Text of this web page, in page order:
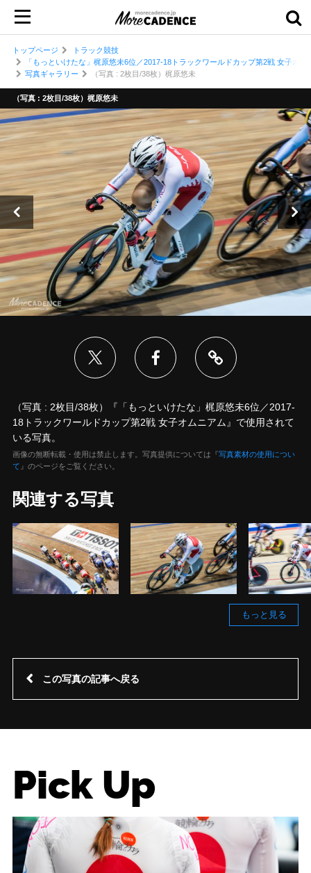
トップページ
トラック競技
「もっといけたな」梶原悠未6位／2017-18トラックワールドカップ第2戦 女子オム
写真ギャラリー
（写真 : 2枚目/38枚）梶原悠未
（写真 : 2枚目/38枚）梶原悠未
（写真 : 2枚目/38枚）『「もっといけたな」梶原悠未6位／2017-
18トラックワールドカップ第2戦 女子オムニアム』で使用されて
いる写真。
画像の無断転載・使用は禁止します。写真提供については『写真素材の使用につい
て 』のページをご覧ください。
関連する写真
もっと見る
この写真の記事へ戻る
Pick Up